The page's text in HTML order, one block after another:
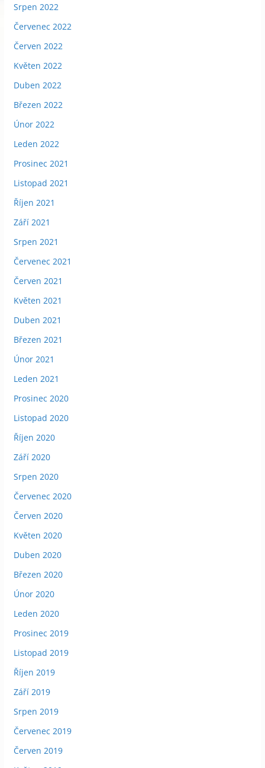
Srpen 2022
Červenec 2022
Červen 2022
Květen 2022
Duben 2022
Březen 2022
Únor 2022
Leden 2022
Prosinec 2021
Listopad 2021
Říjen 2021
Září 2021
Srpen 2021
Červenec 2021
Červen 2021
Květen 2021
Duben 2021
Březen 2021
Únor 2021
Leden 2021
Prosinec 2020
Listopad 2020
Říjen 2020
Září 2020
Srpen 2020
Červenec 2020
Červen 2020
Květen 2020
Duben 2020
Březen 2020
Únor 2020
Leden 2020
Prosinec 2019
Listopad 2019
Říjen 2019
Září 2019
Srpen 2019
Červenec 2019
Červen 2019